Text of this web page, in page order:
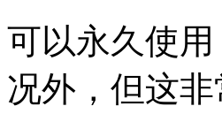
可以永久使
况外，但这